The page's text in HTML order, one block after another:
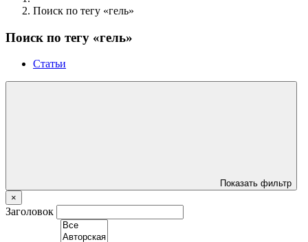
Поиск по тегу «гель»
Поиск по тегу «гель»
Статьи
Показать фильтр
×
Заголовок